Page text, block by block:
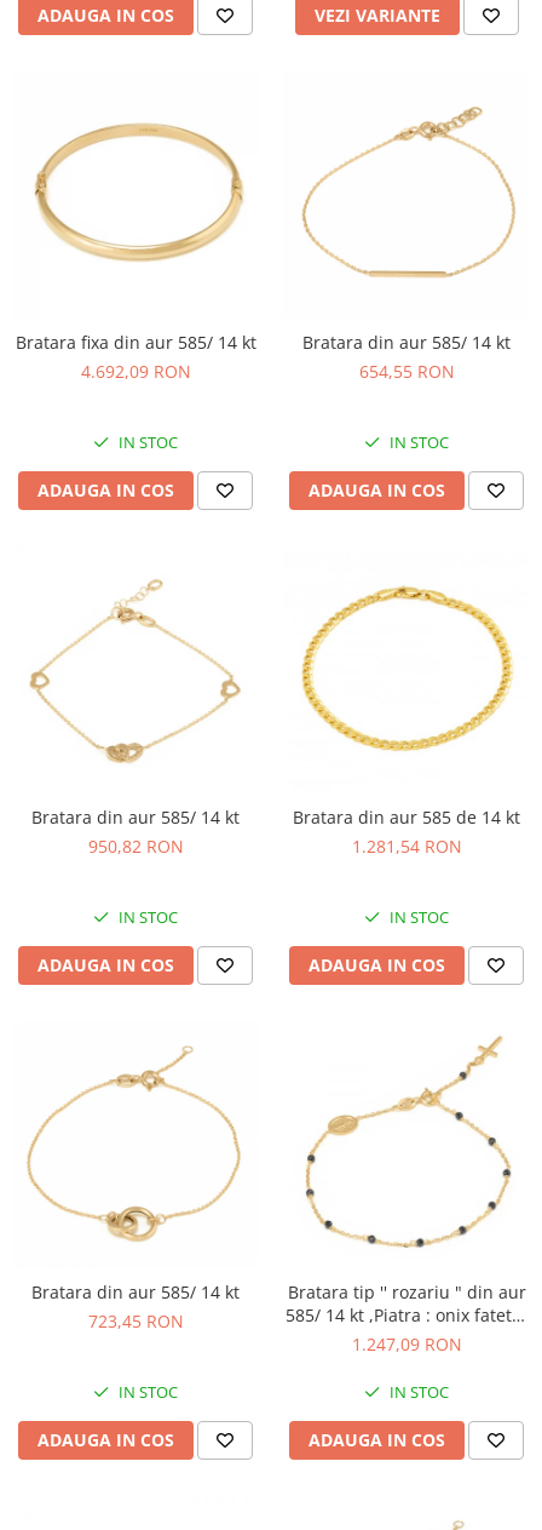
ADAUGA IN COS VEZI VARIANTE
Bratara fixa din aur 585/ 14 kt
4.692,09 RON
IN STOC
ADAUGA IN COS
Bratara din aur 585/ 14 kt
654,55 RON
IN STOC
ADAUGA IN COS
Bratara din aur 585/ 14 kt
950,82 RON
IN STOC
ADAUGA IN COS
Bratara din aur 585 de 14 kt
1.281,54 RON
IN STOC
ADAUGA IN COS
Bratara din aur 585/ 14 kt
723,45 RON
IN STOC
ADAUGA IN COS
Bratara tip '' rozariu " din aur
585/ 14 kt ,Piatra : onix fatetat
, Culoare : negru
1.247,09 RON
IN STOC
ADAUGA IN COS